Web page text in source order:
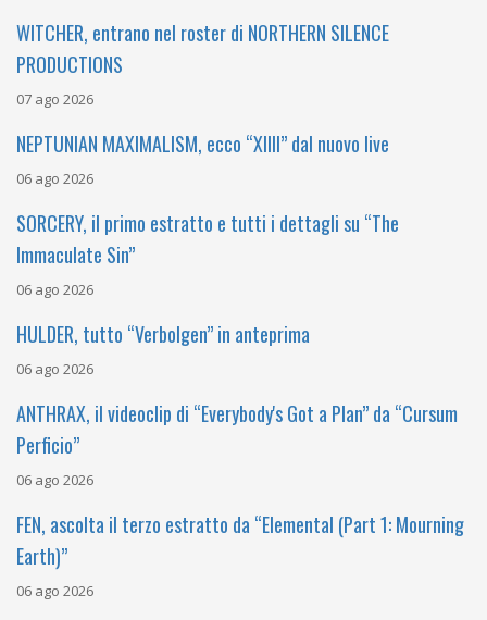
WITCHER, entrano nel roster di NORTHERN SILENCE
PRODUCTIONS
07 ago 2026
NEPTUNIAN MAXIMALISM, ecco “XIIII” dal nuovo live
06 ago 2026
SORCERY, il primo estratto e tutti i dettagli su “The
Immaculate Sin”
06 ago 2026
HULDER, tutto “Verbolgen” in anteprima
06 ago 2026
ANTHRAX, il videoclip di “Everybody's Got a Plan” da “Cursum
Perficio”
06 ago 2026
FEN, ascolta il terzo estratto da “Elemental (Part 1: Mourning
Earth)”
06 ago 2026